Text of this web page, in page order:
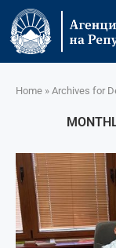
Home » Archives for